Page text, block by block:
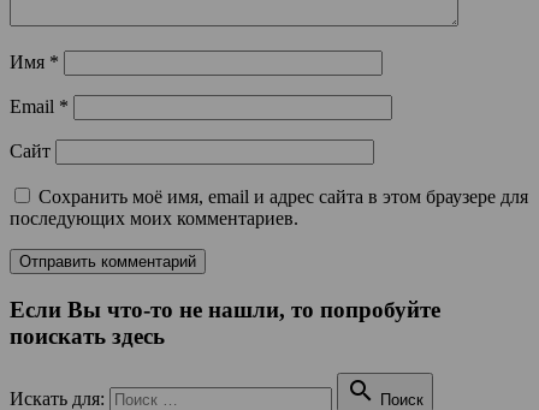
Имя *
Email *
Сайт
Сохранить моё имя, email и адрес сайта в этом браузере для
последующих моих комментариев.
Если Вы что-то не нашли, то попробуйте
поискать здесь
Искать для:  Поиск